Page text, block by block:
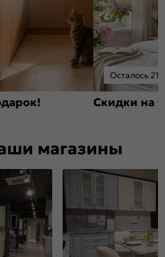
Осталось 21
Скидки на
магазины